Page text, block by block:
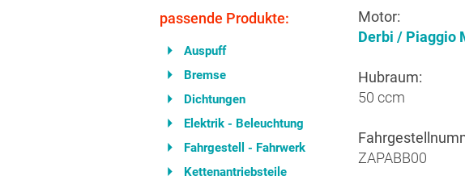
passende Produkte:
Auspuff
Bremse
Dichtungen
Elektrik - Beleuchtung
Fahrgestell - Fahrwerk
Kettenantriebsteile
Motor:
Derbi / Piaggio
Hubraum:
50 ccm
ZAPABB00